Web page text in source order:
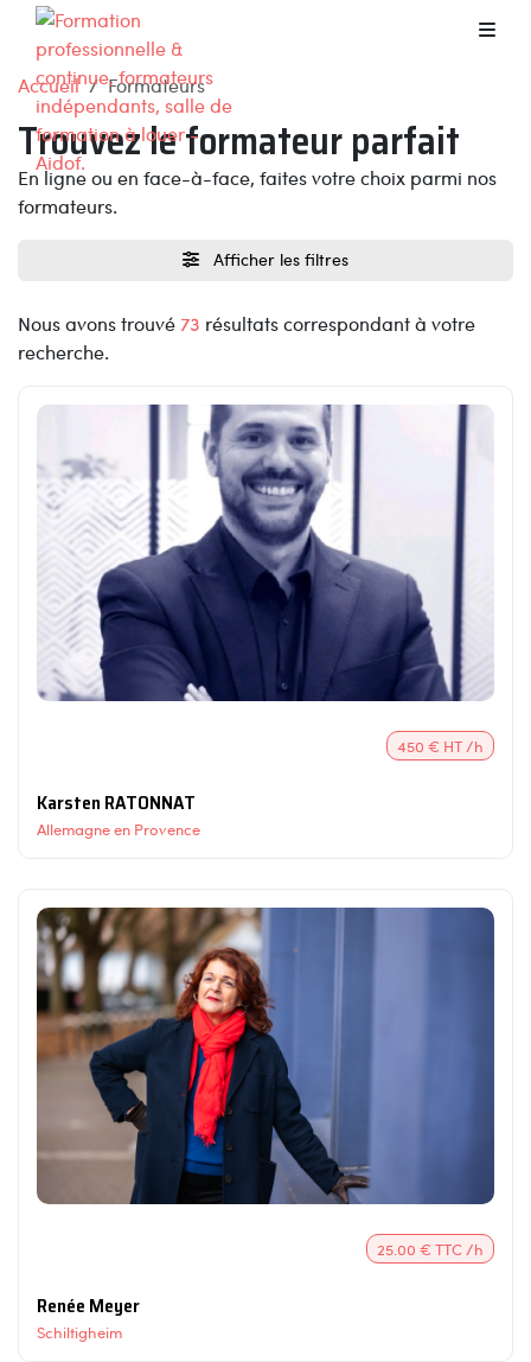
Accueil Formateurs
Trouvez le formateur parfait
En ligne ou en face-à-face, faites votre choix parmi nos
formateurs.
Afficher les filtres
Nous avons trouvé 73 résultats correspondant à votre
recherche.
450 € HT /h
Karsten RATONNAT
Allemagne en Provence
25.00 € TTC /h
Renée Meyer
Schiltigheim